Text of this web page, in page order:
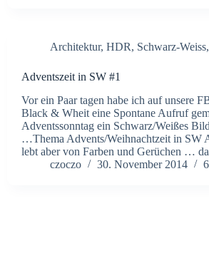
Architektur, HDR, Schwarz-Weiss,
Adventszeit in SW #1
Vor ein Paar tagen habe ich auf unsere
Black & Wheit eine Spontane Aufruf
Adventssonntag ein Schwarz/Weißes
…Thema Advents/Weihnachtzeit in SW
lebt aber von Farben und Gerüchen …
czoczo
30. November 2014